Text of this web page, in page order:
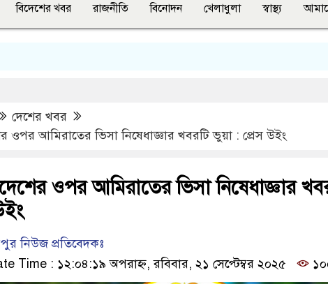
বিদেশের খবর রাজনীতি বিনোদন খেলাধুলা স্বাস্থ্য
দেশের খবর
ওপর আমিরাতের ভিসা নিষেধাজ্ঞার খবরটি ভুয়া : প্রেস উইং
ওপর আমিরাতের ভিসা নিষেধাজ্ঞার
নিউজ প্রতিবেদকঃ
Time : ১২:০৪:১৯ অপরাহ্ন, রবিবার, ২১ সেপ্টেম্বর ২০২৫